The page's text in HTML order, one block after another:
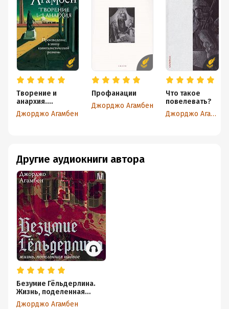
Творение и
анархия.
Произведение в
эпоху
Джорджо Агамбен
Профанации
Джорджо Агамбен
Что такое
повелевать?
Джорджо Агамбен
Другие аудиокниги автора
Безумие Гёльдерлина.
Жизнь, поделенная
надвое
Джорджо Агамбен